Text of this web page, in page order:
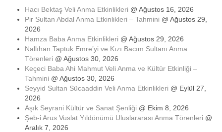
Hacı Bektaş Veli Anma Etkinlikleri @ Ağustos 16, 2026
Pir Sultan Abdal Anma Etkinlikleri – Tahmini @ Ağustos 29,
2026
Hamza Baba Anma Etkinlikleri @ Ağustos 29, 2026
Nallıhan Taptuk Emre’yi ve Kızı Bacım Sultanı Anma
Törenleri @ Ağustos 30, 2026
Keçeci Baba Ahi Mahmut Veli Anma ve Kültür Etkinliği –
Tahmini @ Ağustos 30, 2026
Seyyid Sultan Sücaaddin Veli Anma Etkinlikleri @ Eylül 27,
2026
Aşık Seyrani Kültür ve Sanat Şenliği @ Ekim 8, 2026
Şeb-i Arus Vuslat Yıldönümü Uluslararası Anma Törenleri @
Aralık 7, 2026